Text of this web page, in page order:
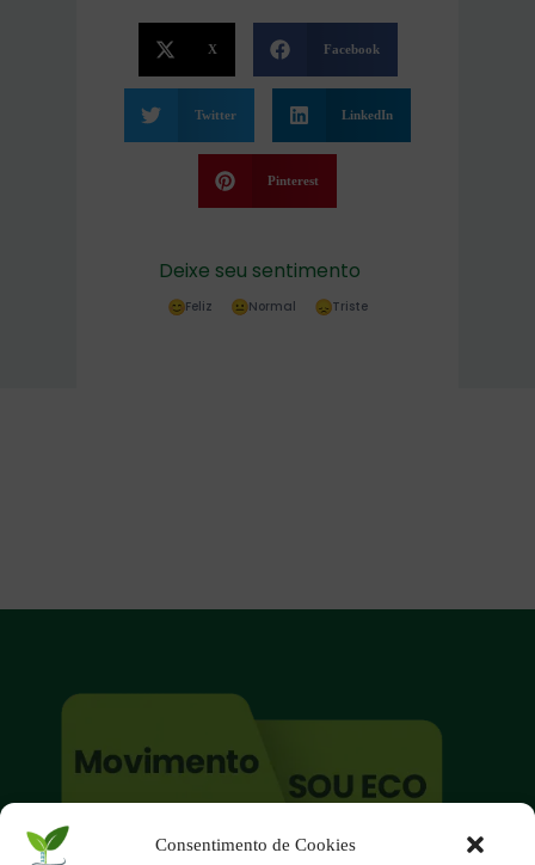
Consentimento de Cookies
X Facebook
Twitter LinkedIn
Pinterest
Deixe seu sentimento
Feliz Normal Triste